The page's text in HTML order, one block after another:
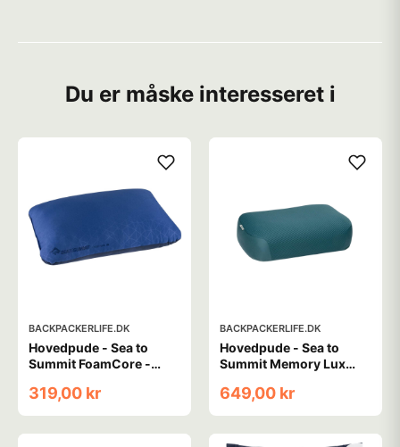
Du er måske interesseret i
BACKPACKERLIFE.DK
Hovedpude - Sea to
Summit FoamCore -
319,00 kr
BACKPACKERLIFE.DK
Hovedpude - Sea to
Summit Memory Lux
649,00 kr